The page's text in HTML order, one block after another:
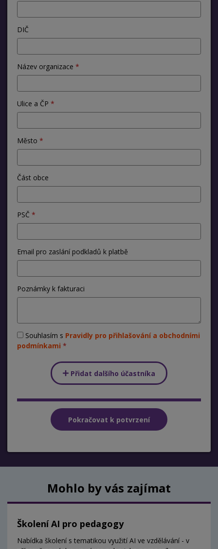
DIČ
Název organizace
Ulice a ČP
Město
Část obce
PSČ
Email pro zaslání podkladů k platbě
Poznámky k fakturaci
Souhlasím s Pravidly pro přihlašování a obchodními
podmínkami
Přidat dalšího účastníka
Mohlo by vás zajímat
Školení AI pro pedagogy
Nabídka školení s tematikou využití AI ve vzdělávání - v